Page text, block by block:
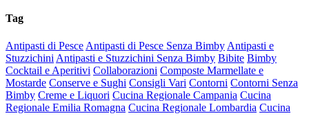
Tag
Antipasti di Pesce Antipasti di Pesce Senza Bimby Antipasti e
Stuzzichini Antipasti e Stuzzichini Senza Bimby Bibite Bimby
Cocktail e Aperitivi Collaborazioni Composte Marmellate e
Mostarde Conserve e Sughi Consigli Vari Contorni Contorni Senza
Bimby Creme e Liquori Cucina Regionale Campania Cucina
Regionale Emilia Romagna Cucina Regionale Lombardia Cucina